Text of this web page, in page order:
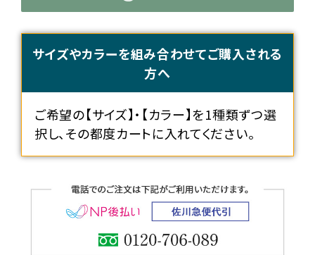
サイズやカラーを組み合わせてご購入される
方へ
ご希望の【サイズ】・【カラー】を1種類ずつ選
択し、その都度カートに入れてください。